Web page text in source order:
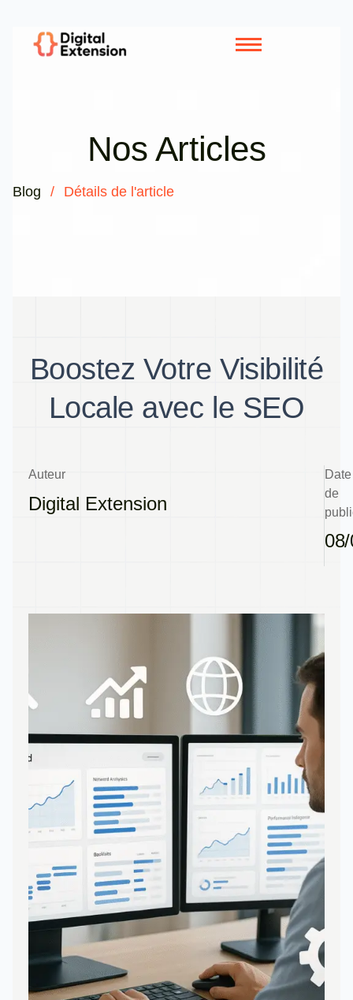
Nos Articles
Blog / Détails de l'article
Boostez Votre Visibilité
Locale avec le SEO
Auteur
Digital Extension
Date
de